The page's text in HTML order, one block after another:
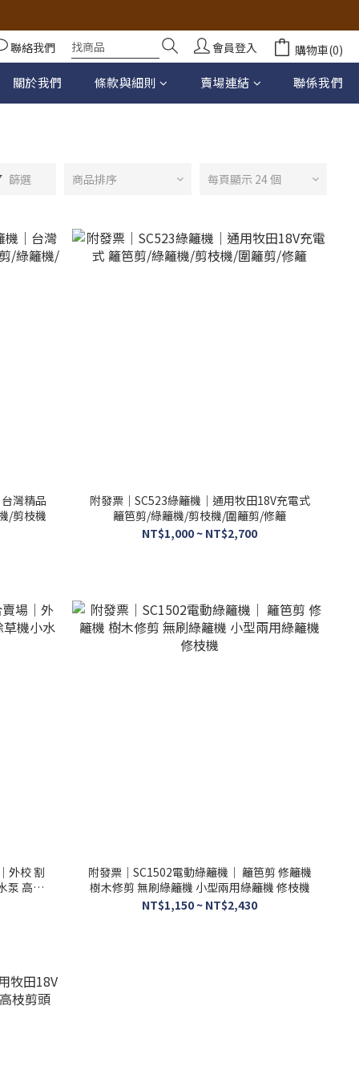
聯絡我們 會員登入 購物車(0)
關於我們 條款與細則 賣場連結 聯係我們
篩選 商品排序 每頁顯示 24 個
灣精品
/剪枝機
附發票｜SC523綠籬機｜通用牧田18V充電式
籬笆剪/綠籬機/剪枝機/圍籬剪/修籬
NT$1,000 ~ NT$2,700
外校 割
泵 高空
附發票｜SC1502電動綠籬機｜ 籬笆剪 修籬機
樹木修剪 無刷綠籬機 小型兩用綠籬機 修枝機
NT$1,150 ~ NT$2,430